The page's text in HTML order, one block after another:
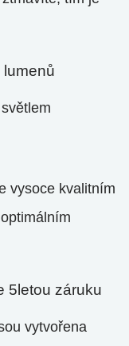
vysoce kvalitním
5letou záruku
vytvořena